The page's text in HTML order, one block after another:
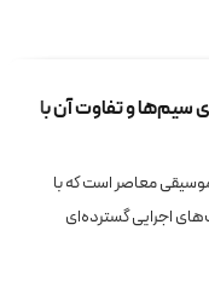
و تفاوت آن با
معاصر است که با
اجرایی گسترده‌ای